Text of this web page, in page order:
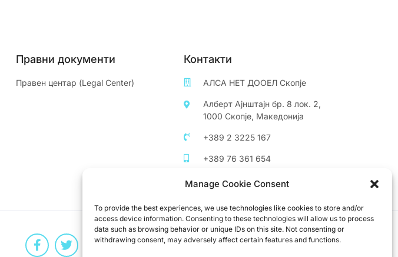
Manage Cookie Consent
To provide the best experiences, we use technologies like cookies to store and/or
access device information. Consenting to these technologies will allow us to process
data such as browsing behavior or unique IDs on this site. Not consenting or
withdrawing consent, may adversely affect certain features and functions.
Правни документи
Правен центар (Legal Center)
Контакти
АЛСА НЕТ ДООЕЛ Скопје
Алберт Ајнштајн бр. 8 лок. 2,
1000 Скопје, Македонија
+389 2 3225 167
+389 76 361 654
info@server.com.mk